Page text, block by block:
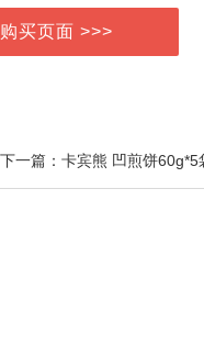
买页面 >>>